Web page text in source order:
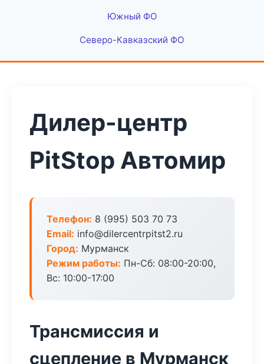
Южный ФО
Северо-Кавказский ФО
Дилер-центр
PitStop Автомир
Телефон: 8 (995) 503 70 73
Email: info@dilercentrpitst2.ru
Город: Мурманск
Режим работы: Пн-Сб: 08:00-20:00,
Вс: 10:00-17:00
Трансмиссия и
сцепление в Мурманск